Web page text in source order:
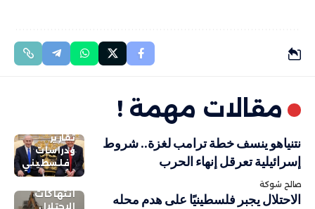
مقالات مهمة !
تقارير
ودراسات
فلسطيني
نتنياهو ينسف خطة ترامب لغزة.. شروط
إسرائيلية تعرقل إنهاء الحرب
صالح شوكة
انتهاكات
الاحتلال
الاحتلال يجبر فلسطينيًا على هدم محله